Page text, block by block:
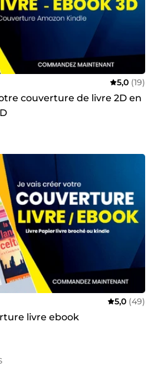
5,0 (19)
couverture de livre 2D en
5,0 (49)
livre ebook